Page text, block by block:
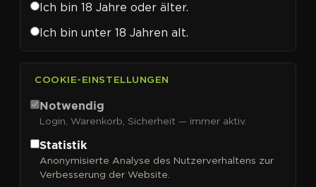
Positronic Seeds
Sortieren nach
Ich bin 18 Jahre oder älter.
Ich bin unter 18 Jahren alt.
COOKIE-EINSTELLUNGEN
Notwendig
Login, Warenkorb, Sicherheit — immer aktiv.
Statistik
Anonymisierte Analyse des Nutzerverhaltens zur
Verbesserung der Website.